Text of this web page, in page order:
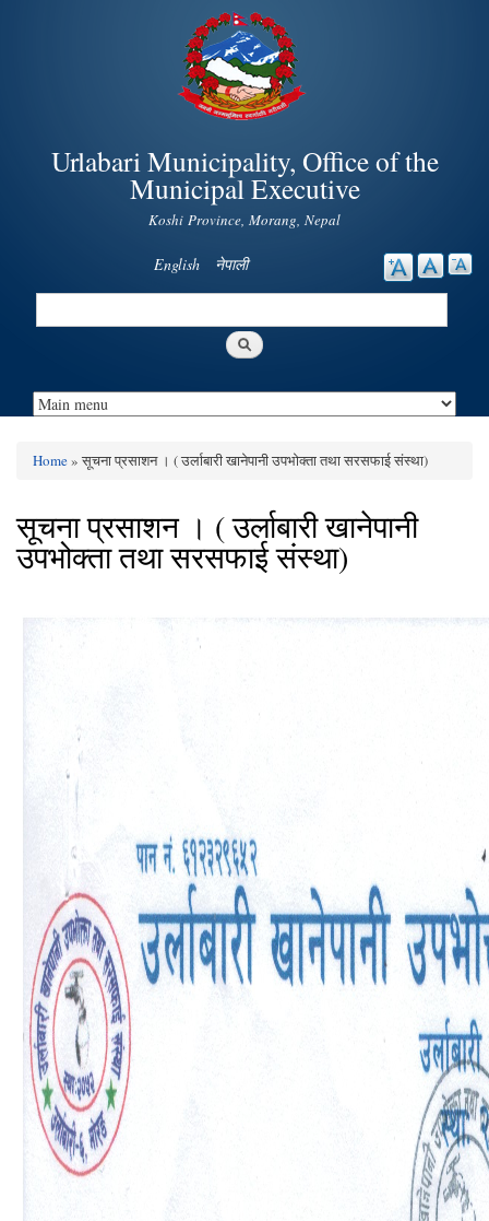
Skip to
main
content
Urlabari Municipality, Office of the
Municipal Executive
Koshi Province, Morang, Nepal
English नेपाली
Search
You are here
Home» सूचना प्रसाशन । ( उर्लाबारी खानेपानी उपभोक्ता तथा सरसफाई संस्था)
सूचना प्रसाशन । ( उर्लाबारी खानेपानी
उपभोक्ता तथा सरसफाई संस्था)